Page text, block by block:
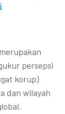
merupakan
persepsi
korup)
dan wilayah